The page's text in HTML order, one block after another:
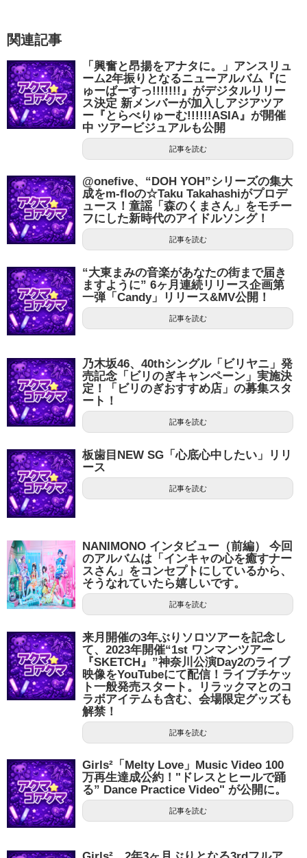
関連記事
「興奮と昂揚をアナタに。」アンスリュ
ーム2年振りとなるニューアルバム『に
ゅーばーすっ!!!!!!!』がデジタルリリー
ス決定 新メンバーが加入しアジアツア
ー『とらべりゅーむ!!!!!!ASIA』が開催
中 ツアービジュアルも公開
記事を読む
@onefive、“DOH YOH”シリーズの集大
成をm-floの☆Taku Takahashiがプロデ
ュース！童謡「森のくまさん」をモチー
フにした新時代のアイドルソング！
記事を読む
“大東まみの音楽があなたの街まで届き
ますように” 6ヶ月連続リリース企画第
一弾「Candy」リリース&MV公開！
記事を読む
乃木坂46、40thシングル「ビリヤニ」発
売記念「ビリのぎキャンペーン」実施決
定！「ビリのぎおすすめ店」の募集スタ
ート！
記事を読む
板歯目NEW SG「心底心中したい」リリ
ース
記事を読む
NANIMONO インタビュー（前編） 今回
のアルバムは「インキャの心を癒すナー
スさん」をコンセプトにしているから、
そうなれていたら嬉しいです。
記事を読む
来月開催の3年ぶりソロツアーを記念し
て、2023年開催“1st ワンマンツアー
『SKETCH』”神奈川公演Day2のライブ
映像をYouTubeにて配信！ライブチケッ
ト一般発売スタート。リラックマとのコ
ラボアイテムも含む、会場限定グッズも
解禁！
記事を読む
Girls²「Melty Love」Music Video 100
万再生達成公約！"ドレスとヒールで踊
る” Dance Practice Video" が公開に。
記事を読む